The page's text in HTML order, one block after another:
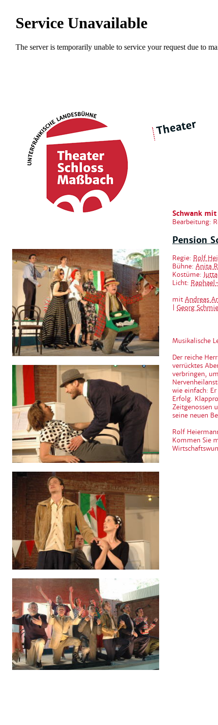
Schwank
Bearbeitung:
Pension
Regie: Rolf
Bühne: Anita
Kostüme:
Licht:
mit Andreas
Georg
Musikalische
Der reiche
verrücktes
verbringen,
wie einfach:
Erfolg.
Zeitgenossen
seine neuen
Rolf
Kommen Sie
Theater